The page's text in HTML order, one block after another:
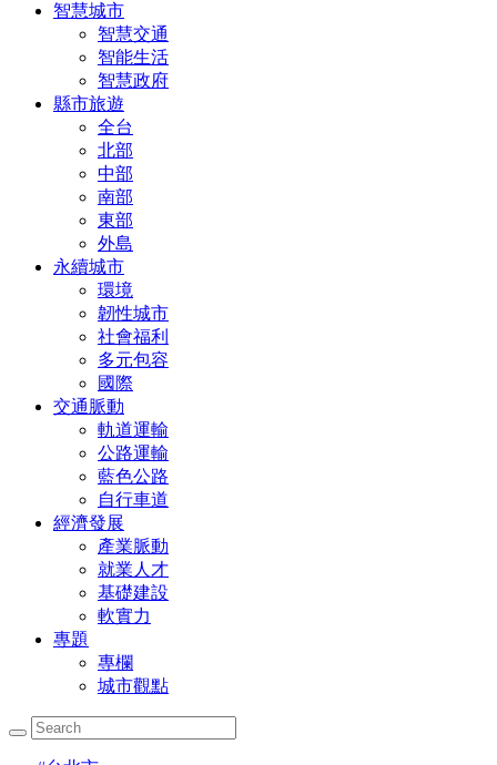
智慧城市
智慧交通
智能生活
智慧政府
縣市旅遊
全台
北部
中部
南部
東部
外島
永續城市
環境
韌性城市
社會福利
多元包容
國際
交通脈動
軌道運輸
公路運輸
藍色公路
自行車道
經濟發展
產業脈動
就業人才
基礎建設
軟實力
專題
專欄
城市觀點